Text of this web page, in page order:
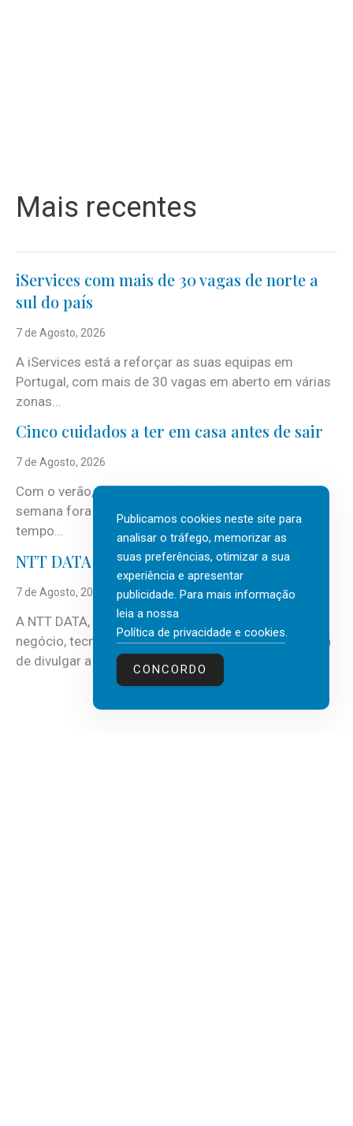
Mais recentes
iServices com mais de 30 vagas de norte a
sul do país
7 de Agosto, 2026
A iServices está a reforçar as suas equipas em
Portugal, com mais de 30 vagas em aberto em várias
zonas...
Cinco cuidados a ter em casa antes de sair
7 de Agosto, 2026
Com o verão, chegam também as férias, os fins-de-
semana fora e os dias em que a casa fica mais
tempo...
NTT DATA Insurtech Global Outlook 2026
7 de Agosto, 2026
A NTT DATA, consultora global em serviços de
negócio, tecnologia e inteligência artificial (IA), acaba
de divulgar a mais recente...
Publicamos cookies neste site para
analisar o tráfego, memorizar as
suas preferências, otimizar a sua
experiência e apresentar
publicidade. Para mais informação
leia a nossa
Política de privacidade e cookies.
CONCORDO